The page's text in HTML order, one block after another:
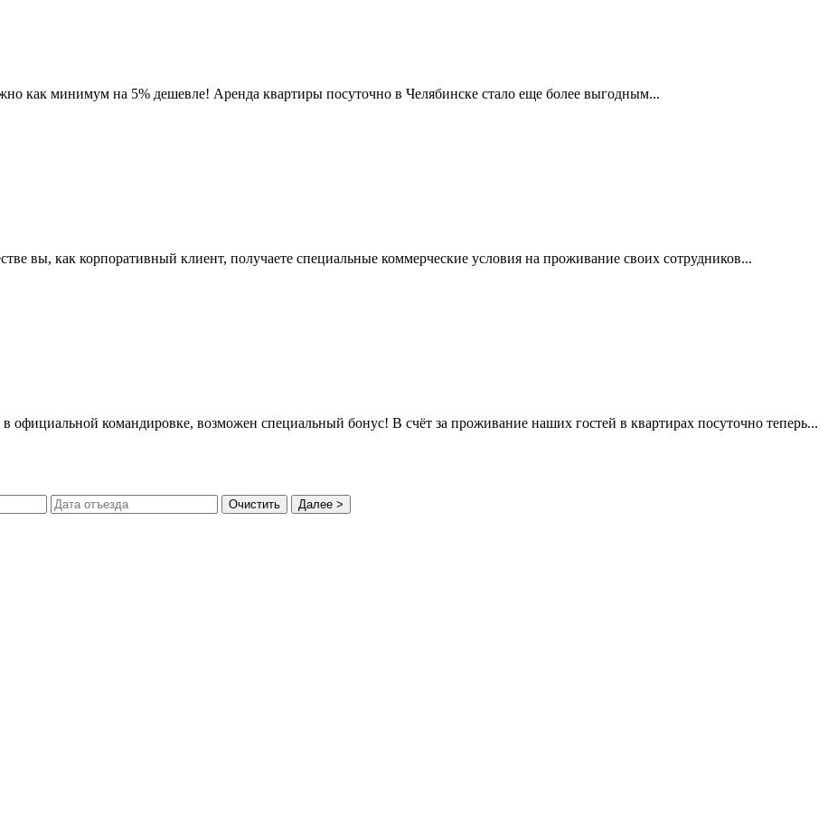
как минимум на 5% дешевле! Аренда квартиры посуточно в Челябинске стало еще более выгодным...
вы, как корпоративный клиент, получаете специальные коммерческие условия на проживание своих сотрудников...
официальной командировке, возможен специальный бонус! В счёт за проживание наших гостей в квартирах посуточно теперь...
Очистить